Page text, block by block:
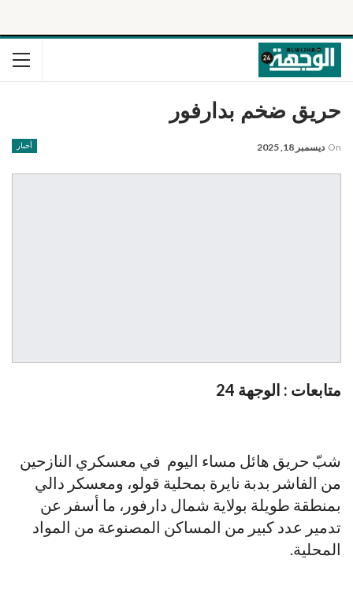
حريق ضخم بدارفور
أخبار On ديسمبر 18, 2025
متابعات : الوجهة 24
شبّ حريق هائل مساء اليوم في معسكري النازحين
من الفاشر بدبة نايرة بمحلية قولو، ومعسكر دالي
بمنطقة طويلة بولاية شمال دارفور، ما أسفر عن
تدمير عدد كبير من المساكن المصنوعة من المواد
المحلية.